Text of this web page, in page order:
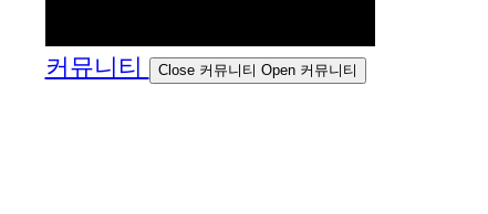
커뮤니티 Close 커뮤니티 Open 커뮤니티